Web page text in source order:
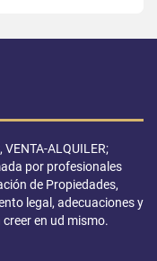
VENTA-ALQUILER;
por profesionales
de Propiedades,
legal, adecuaciones y
en ud mismo.